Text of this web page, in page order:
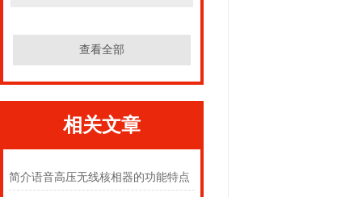
查看全部
相关文章
简介语音高压无线核相器的功能特点